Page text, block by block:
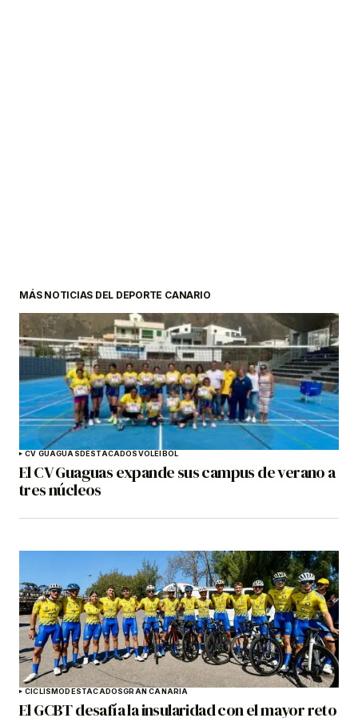
MÁS NOTICIAS DEL DEPORTE CANARIO
CV GUAGUASDESTACADOSVOLEIBOL
El CV Guaguas expande sus campus de verano a
tres núcleos
CICLISMODESTACADOSGRAN CANARIA
El GCBT desafía la insularidad con el mayor reto